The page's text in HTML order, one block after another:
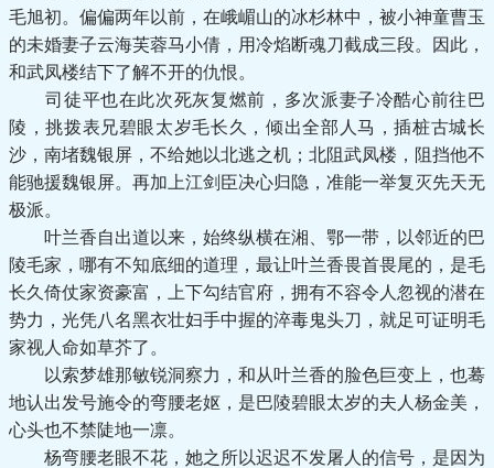
毛旭初。偏偏两年以前，在峨嵋山的冰杉林中，被小神童曹玉
的未婚妻子云海芙蓉马小倩，用冷焰断魂刀截成三段。因此，
和武凤楼结下了解不开的仇恨。
司徒平也在此次死灰复燃前，多次派妻子冷酷心前往巴
陵，挑拨表兄碧眼太岁毛长久，倾出全部人马，插桩古城长
沙，南堵魏银屏，不给她以北逃之机；北阻武凤楼，阻挡他不
能驰援魏银屏。再加上江剑臣决心归隐，准能一举复灭先天无
极派。
叶兰香自出道以来，始终纵横在湘、鄂一带，以邻近的巴
陵毛家，哪有不知底细的道理，最让叶兰香畏首畏尾的，是毛
长久倚仗家资豪富，上下勾结官府，拥有不容令人忽视的潜在
势力，光凭八名黑衣壮妇手中握的淬毒鬼头刀，就足可证明毛
家视人命如草芥了。
以索梦雄那敏锐洞察力，和从叶兰香的脸色巨变上，也蓦
地认出发号施令的弯腰老妪，是巴陵碧眼太岁的夫人杨金美，
心头也不禁陡地一凛。
杨弯腰老眼不花，她之所以迟迟不发屠人的信号，是因为